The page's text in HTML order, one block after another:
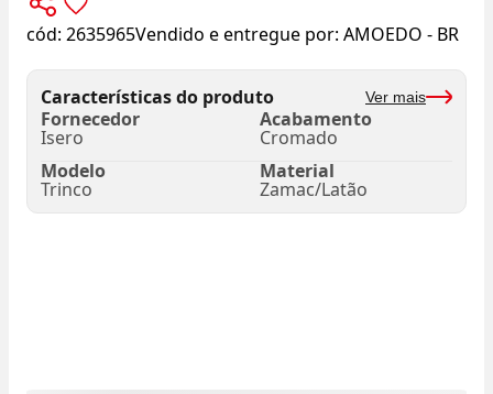
cód: 2635965Vendido e entregue por: AMOEDO - BR
Características do produto Ver mais
Fornecedor
Isero
Acabamento
Cromado
Modelo
Trinco
Material
Zamac/Latão